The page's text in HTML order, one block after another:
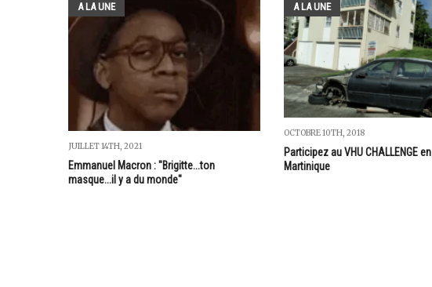
A LA UNE
JUILLET 14TH, 2021
Emmanuel Macron : "Brigitte...ton
masque...il y a du monde"
A LA UNE
OCTOBRE 10TH, 2018
Participez au VHU CHALLENGE en
Martinique